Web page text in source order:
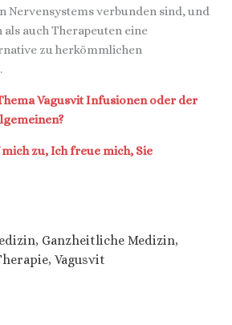
Nervensystems verbunden sind, und
auch Therapeuten eine
zu herkömmlichen
Vagusvit Infusionen oder der
zu, Ich freue mich, Sie
, Ganzheitliche Medizin,
, Vagusvit